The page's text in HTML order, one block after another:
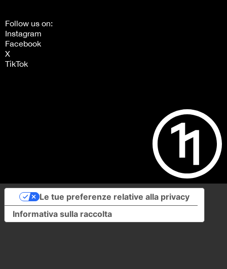
Follow us on:
Instagram
Facebook
X
TikTok
Informativa sulla raccolta
Le tue preferenze relative alla privacy